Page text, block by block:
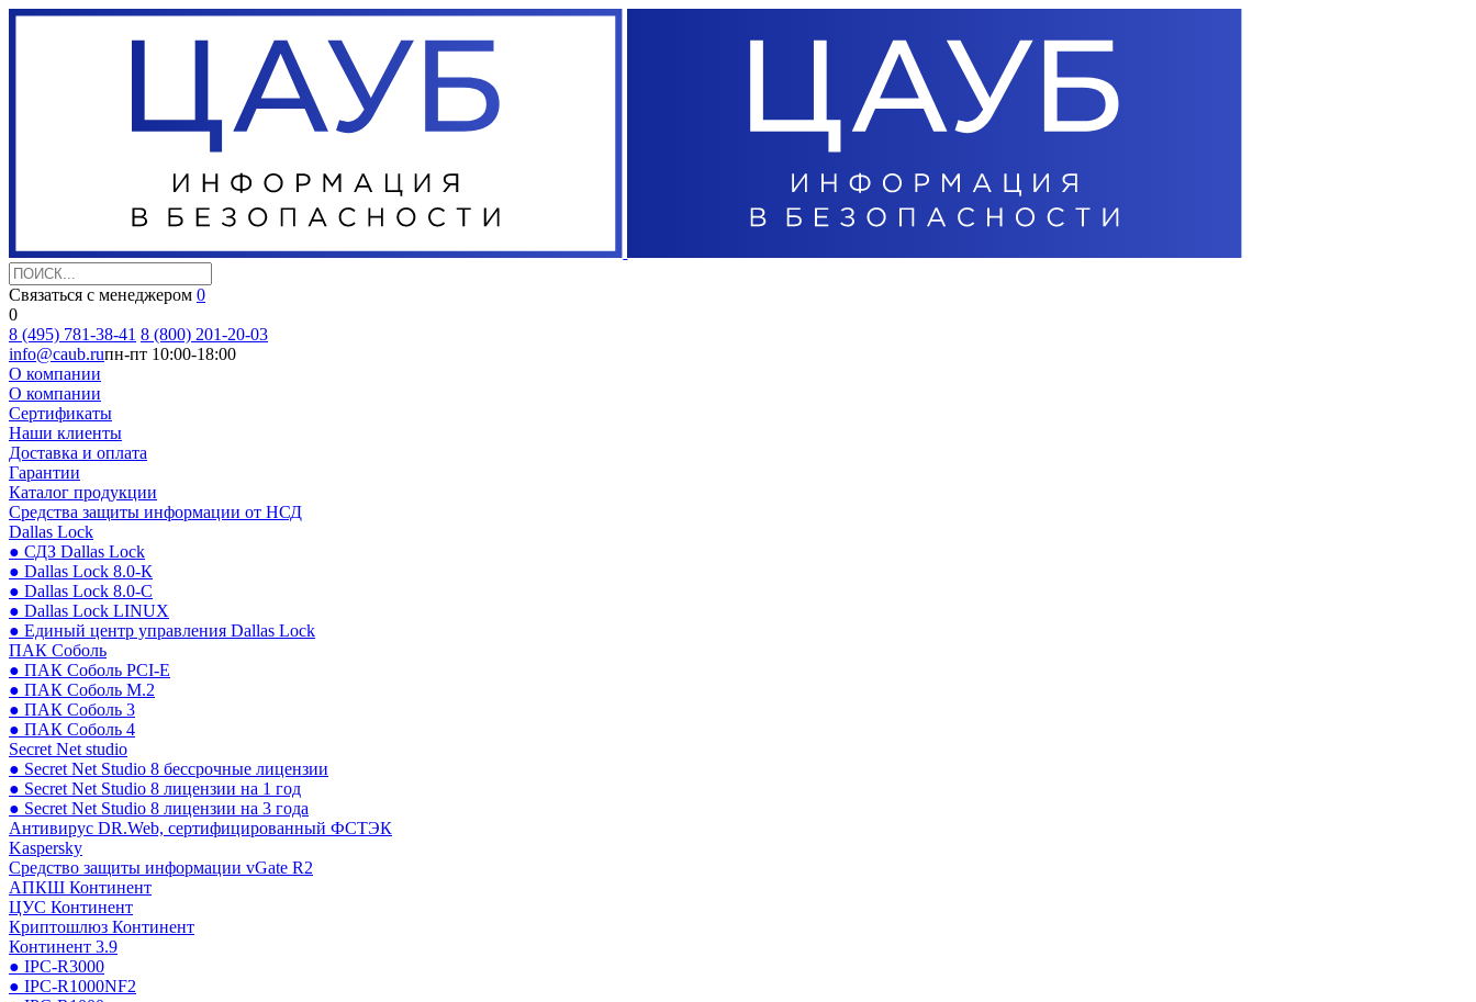
Связаться с менеджером 0
0
8 (495) 781-38-41 8 (800) 201-20-03
info@caub.ruпн-пт 10:00-18:00
О компании
О компании
Сертификаты
Наши клиенты
Доставка и оплата
Гарантии
Каталог продукции
Средства защиты информации от НСД
Dallas Lock
● СДЗ Dallas Lock
● Dallas Lock 8.0-К
● Dallas Lock 8.0-С
● Dallas Lock LINUX
● Единый центр управления Dallas Lock
ПАК Соболь
● ПАК Соболь PCI-E
● ПАК Соболь М.2
● ПАК Соболь 3
● ПАК Соболь 4
Secret Net studio
● Secret Net Studio 8 бессрочные лицензии
● Secret Net Studio 8 лицензии на 1 год
● Secret Net Studio 8 лицензии на 3 года
Антивирус DR.Web, сертифицированный ФСТЭК
Kaspersky
Средство защиты информации vGate R2
АПКШ Континент
ЦУС Континент
Криптошлюз Континент
Континент 3.9
● IPC-R3000
● IPC-R1000NF2